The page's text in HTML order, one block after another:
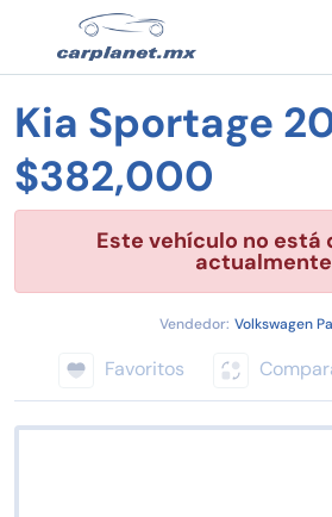
Kia Sportage
$382,000
Este vehículo no está
Vendedor: Volkswagen
Favoritos